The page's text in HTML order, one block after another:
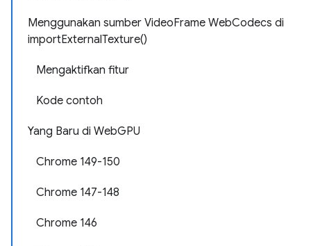
Menggunakan sumber VideoFrame WebCodecs di
importExternalTexture()
Mengaktifkan fitur
Kode contoh
Yang Baru di WebGPU
Chrome 149-150
Chrome 147-148
Chrome 146